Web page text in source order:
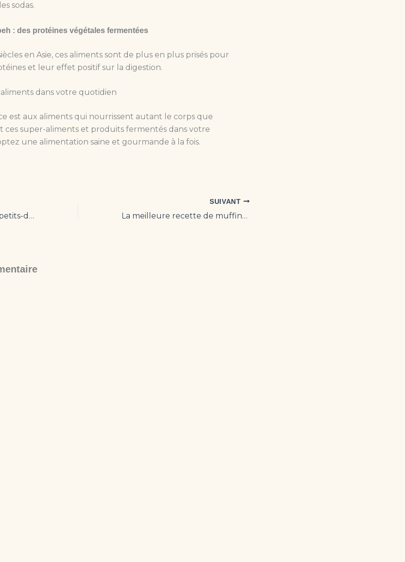
sodas.
: des protéines végétales fermentées
en Asie, ces aliments sont de plus en plus prisés pour
et leur effet positif sur la digestion.
dans votre quotidien
est aux aliments qui nourrissent autant le corps que
ces super-aliments et produits fermentés dans votre
une alimentation saine et gourmande à la fois.
Un tour du monde des petits-déjeuners gourmands !
SUIVANT
La meilleure recette de muffins aux Oreos